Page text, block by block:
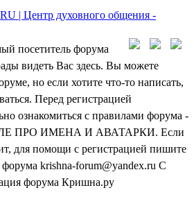
посетитель форума
видеть Вас здесь. Вы можете
но если хотите что-то написать,
Перед регистрацией
ознакомиться с правилами форума -
ПРО ИМЕНА И АВАТАРКИ. Если
для помощи с регистрацией пишите
krishna-forum@yandex.ru С
форума Кришна.ру